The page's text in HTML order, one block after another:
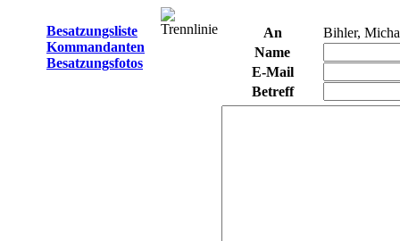
Besatzungsliste
Kommandanten
Besatzungsfotos
An
Bihler,
Name
E-Mail
Betreff